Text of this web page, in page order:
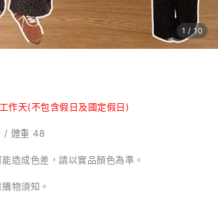
1 / 10
作天(不包含假日及國定假日)
/ 體重 48
造成色差，請以實品顏色為準。
物須知。